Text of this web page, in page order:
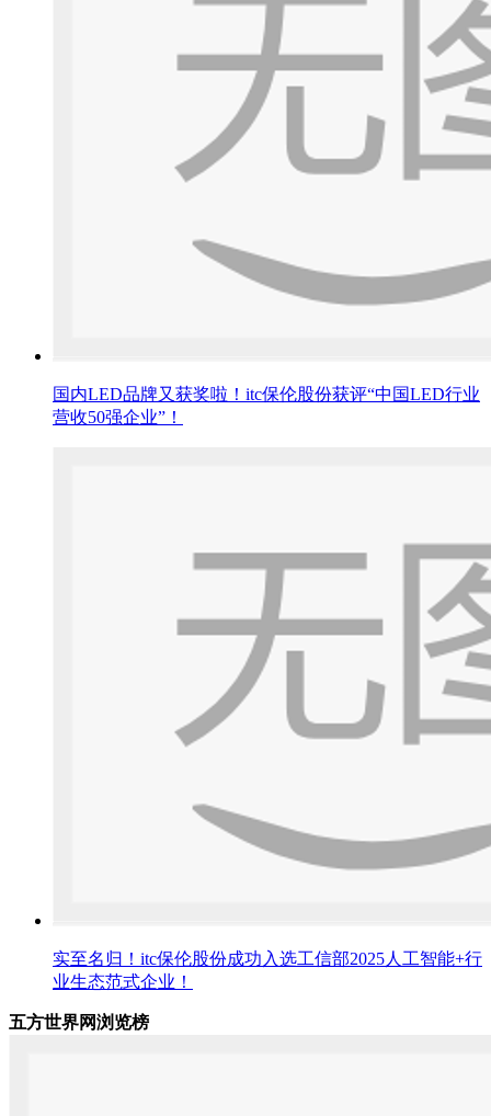
国内LED品牌又获奖啦！itc保伦股份获评“中国LED行业
营收50强企业”！
实至名归！itc保伦股份成功入选工信部2025人工智能+行
业生态范式企业！
五方世界网浏览榜